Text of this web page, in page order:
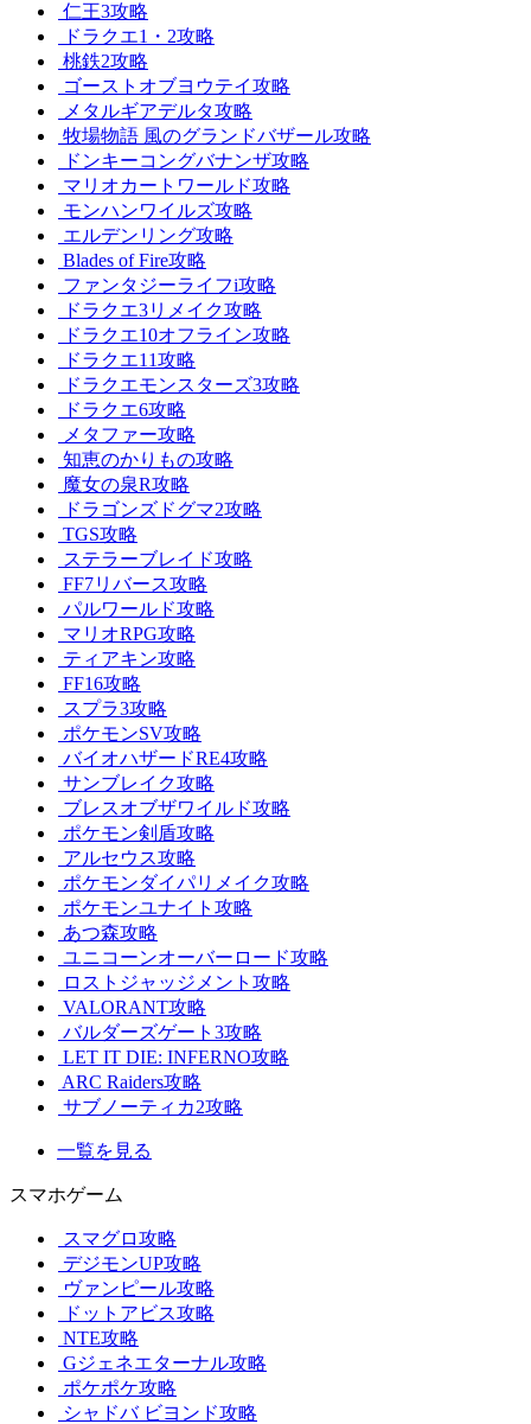
仁王3攻略
ドラクエ1・2攻略
桃鉄2攻略
ゴーストオブヨウテイ攻略
メタルギアデルタ攻略
牧場物語 風のグランドバザール攻略
ドンキーコングバナンザ攻略
マリオカートワールド攻略
モンハンワイルズ攻略
エルデンリング攻略
Blades of Fire攻略
ファンタジーライフi攻略
ドラクエ3リメイク攻略
ドラクエ10オフライン攻略
ドラクエ11攻略
ドラクエモンスターズ3攻略
ドラクエ6攻略
メタファー攻略
知恵のかりもの攻略
魔女の泉R攻略
ドラゴンズドグマ2攻略
TGS攻略
ステラーブレイド攻略
FF7リバース攻略
パルワールド攻略
マリオRPG攻略
ティアキン攻略
FF16攻略
スプラ3攻略
ポケモンSV攻略
バイオハザードRE4攻略
サンブレイク攻略
ブレスオブザワイルド攻略
ポケモン剣盾攻略
アルセウス攻略
ポケモンダイパリメイク攻略
ポケモンユナイト攻略
あつ森攻略
ユニコーンオーバーロード攻略
ロストジャッジメント攻略
VALORANT攻略
バルダーズゲート3攻略
LET IT DIE: INFERNO攻略
ARC Raiders攻略
サブノーティカ2攻略
一覧を見る
スマホゲーム
スマグロ攻略
デジモンUP攻略
ヴァンピール攻略
ドットアビス攻略
NTE攻略
Gジェネエターナル攻略
ポケポケ攻略
シャドバ ビヨンド攻略